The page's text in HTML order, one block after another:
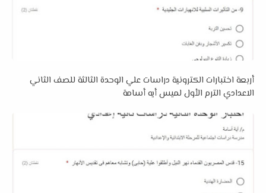
أربعة اختبارات الكترونية دراسات علي الوحدة الثالثة للصف الثاني
الاعدادي الترم الأول لميس أيه أسامة